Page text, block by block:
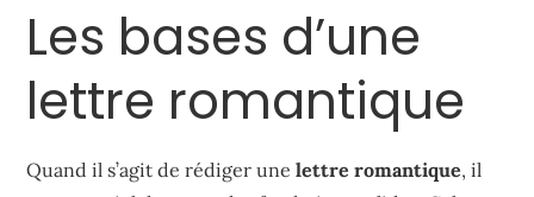
Les bases d’une
lettre romantique
Quand il s’agit de rédiger unelettre romantique, il